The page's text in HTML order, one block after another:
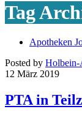
Tag
Apotheken
Posted by Holbein-
12 März 2019
PTA in